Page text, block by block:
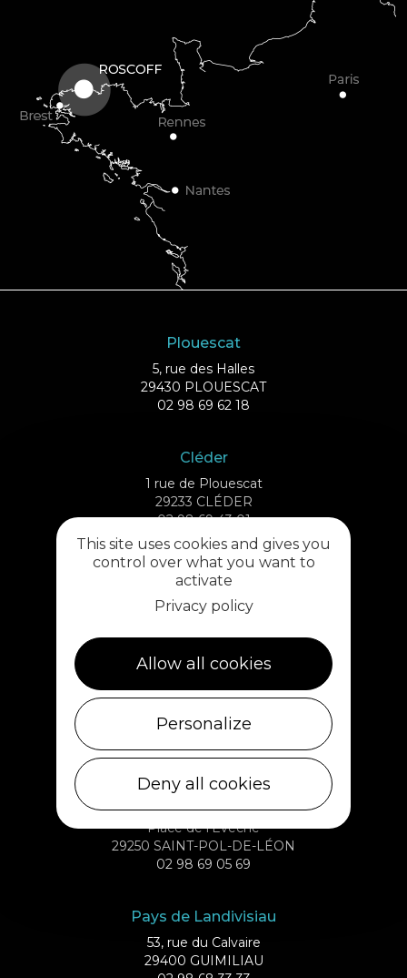
Plouescat
5, rue des Halles
29430 PLOUESCAT
02 98 69 62 18
Cléder
1 rue de Plouescat
29233 CLÉDER
02 98 69 43 01
Ile de Batz
Débarcadère
29253 ILE DE BATZ
02 98 61 75 70
Roscoff
Quai d’Auxerre
29680 ROSCOFF
02 98 61 12 13
Place de l’Evêché
29250 SAINT-POL-DE-LÉON
02 98 69 05 69
Pays de Landivisiau
53, rue du Calvaire
29400 GUIMILIAU
This site uses cookies and gives you
control over what you want to
activate
Privacy policy
Allow all cookies
Personalize
Deny all cookies